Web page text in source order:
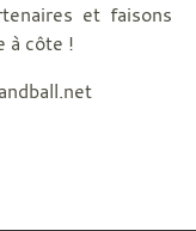
et faisons
à côte !